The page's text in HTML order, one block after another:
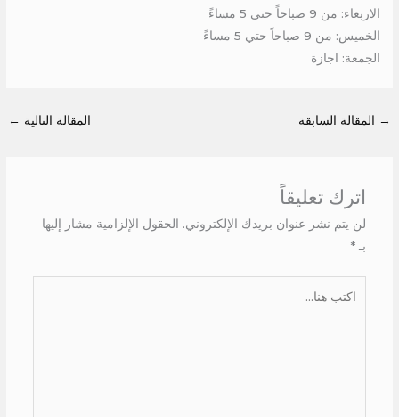
الاربعاء: من 9 صباحاً حتي 5 مساءً
الخميس: من 9 صباحاً حتي 5 مساءً
الجمعة: اجازة
→ المقالة السابقة المقالة التالية ←
اترك تعليقاً
لن يتم نشر عنوان بريدك الإلكتروني. الحقول الإلزامية مشار إليها
بـ *